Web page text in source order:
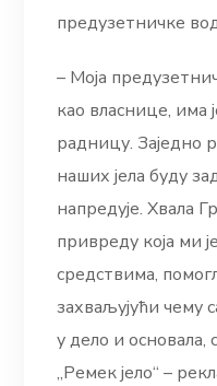
предузетничке
– Моја
као власнице, има
радницу. Заједно
наших јела буду
напредује. Хвала
привреду која ми
средствима,
захваљујући чему
у дело и
„Ремек јело“ –